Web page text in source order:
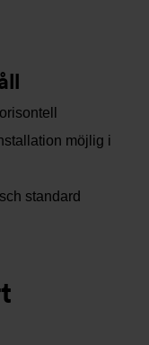
möjlig i
standard